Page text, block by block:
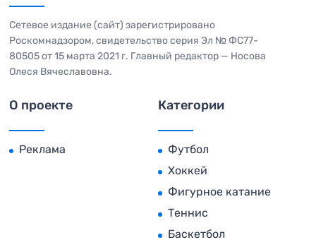
Сетевое издание (сайт) зарегистрировано
Роскомнадзором, свидетельство серия Эл № ФС77-
80505 от 15 марта 2021 г. Главный редактор — Носова
Олеся Вячеславовна.
О проекте
Реклама
Категории
Футбол
Хоккей
Фигурное катание
Теннис
Баскетбол